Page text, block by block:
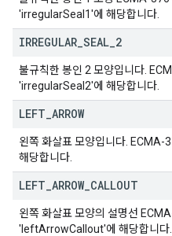
'irregularSeal1'에 해당합니다.
IRREGULAR SEAL 2
불규칙한 봉인 2 모양입니다.
'irregularSeal2'에 해당합니다.
LEFT ARROW
왼쪽 화살표 모양입니다.
해당합니다.
LEFT ARROW_ CALLOUT
왼쪽 화살표 모양의 설명선
'leftArrowCallout'에 해당합니다.